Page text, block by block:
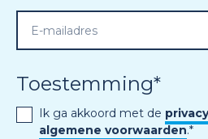
Toestemming*
Ik ga akkoord met de
algemene voorwaarden.*